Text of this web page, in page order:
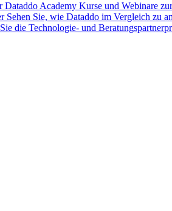
Dataddo Academy Kurse und Webinare
Sehen Sie, wie Dataddo im Vergleich zu
die Technologie- und